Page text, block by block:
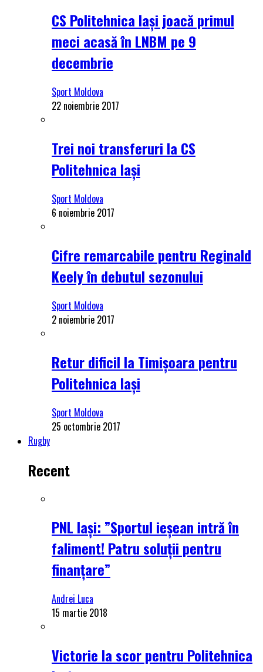
CS Politehnica Iași joacă primul
meci acasă în LNBM pe 9
decembrie
Sport Moldova
22 noiembrie 2017
Trei noi transferuri la CS
Politehnica Iași
Sport Moldova
6 noiembrie 2017
Cifre remarcabile pentru Reginald
Keely în debutul sezonului
Sport Moldova
2 noiembrie 2017
Retur dificil la Timișoara pentru
Politehnica Iași
Sport Moldova
25 octombrie 2017
Rugby
Recent
PNL Iași: ”Sportul ieșean intră în
faliment! Patru soluții pentru
finanțare”
Andrei Luca
15 martie 2018
Victorie la scor pentru Politehnica